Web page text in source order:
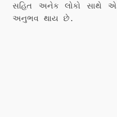
સહિત અનેક લોકો સાથે
અનુભવ થાય છે.